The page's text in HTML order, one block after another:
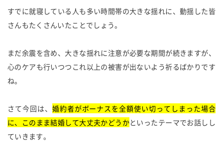
すでに就寝している人も多い時間帯の大きな揺れに、動揺した皆
さんもたくさんいたことでしょう。
まだ余震を含め、大きな揺れに注意が必要な期間が続きますが、
心のケアも行いつつこれ以上の被害が出ないよう祈るばかりです
ね。
さて今回は、 婚約者がボーナスを全額使い切ってしまった場合
に、このまま結婚して大丈夫かどうかといったテーマでお話しし
ていきます。